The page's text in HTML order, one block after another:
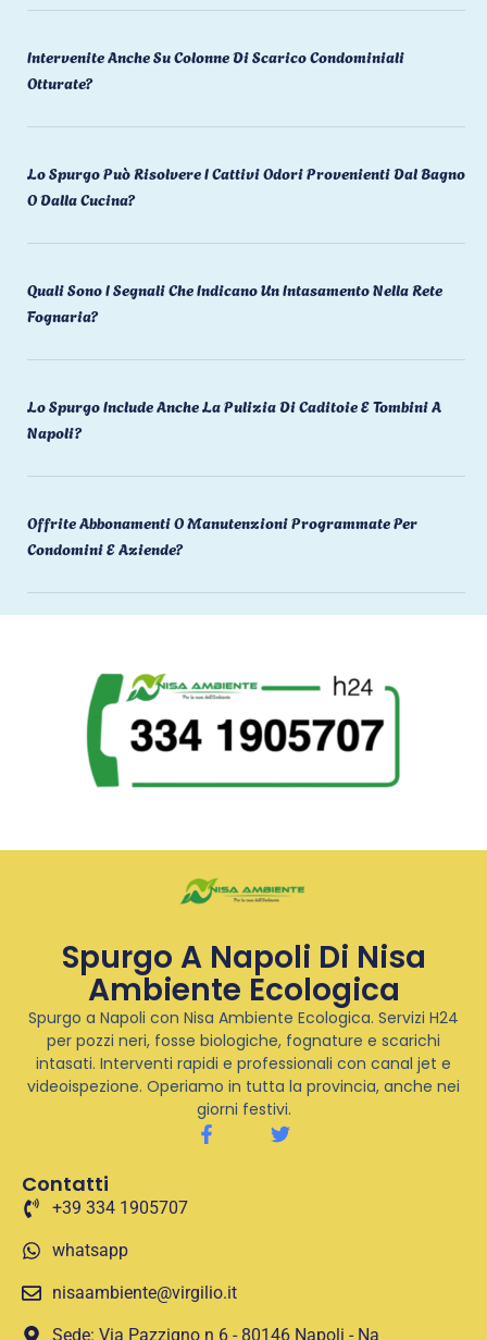
Intervenite Anche Su Colonne Di Scarico Condominiali
Otturate?
Lo Spurgo Può Risolvere I Cattivi Odori Provenienti Dal Bagno
O Dalla Cucina?
Quali Sono I Segnali Che Indicano Un Intasamento Nella Rete
Fognaria?
Lo Spurgo Include Anche La Pulizia Di Caditoie E Tombini A
Napoli?
Offrite Abbonamenti O Manutenzioni Programmate Per
Condomini E Aziende?
Spurgo A Napoli Di Nisa
Ambiente Ecologica
Spurgo a Napoli con Nisa Ambiente Ecologica. Servizi H24
per pozzi neri, fosse biologiche, fognature e scarichi
intasati. Interventi rapidi e professionali con canal jet e
videoispezione. Operiamo in tutta la provincia, anche nei
giorni festivi.
Contatti
+39 334 1905707
whatsapp
nisaambiente@virgilio.it
Sede: Via Pazzigno n 6 - 80146 Napoli - Na